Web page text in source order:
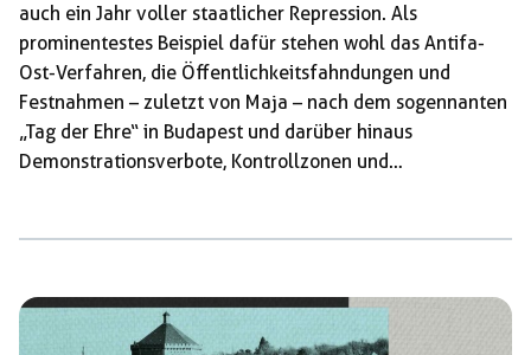
auch ein Jahr voller staatlicher Repression. Als
prominentestes Beispiel dafür stehen wohl das Antifa-
Ost-Verfahren, die Öffentlichkeitsfahndungen und
Festnahmen – zuletzt von Maja – nach dem sogennanten
„Tag der Ehre“ in Budapest und darüber hinaus
Demonstrationsverbote, Kontrollzonen und
gegen die Klimabewegung in Form von Verbotsverfahren
und medialer Hetze. Zuletzt war es vor allem die